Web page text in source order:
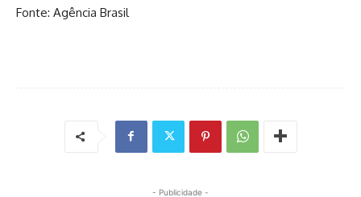
Fonte: Agência Brasil
- Publicidade -